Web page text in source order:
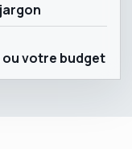
votre budget